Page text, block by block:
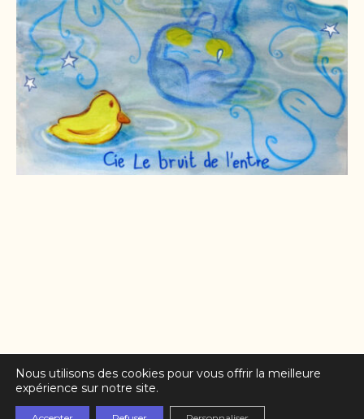
Partenaires
Nous utilisons des cookies pour vous offrir la meilleure
expérience sur notre site.